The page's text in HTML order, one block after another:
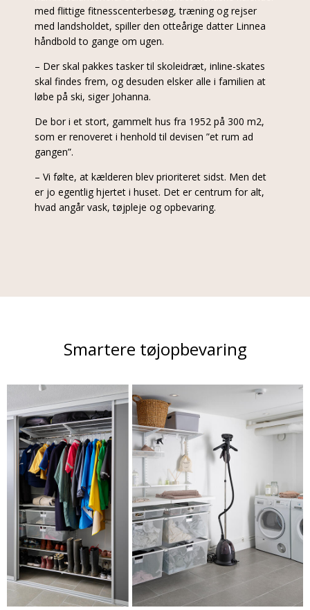
med flittige fitnesscenterbesøg, træning og rejser
med landsholdet, spiller den otteårige datter Linnea
håndbold to gange om ugen.
– Der skal pakkes tasker til skoleidræt, inline-skates
skal findes frem, og desuden elsker alle i familien at
løbe på ski, siger Johanna.
De bor i et stort, gammelt hus fra 1952 på 300 m2,
som er renoveret i henhold til devisen ”et rum ad
gangen”.
– Vi følte, at kælderen blev prioriteret sidst. Men det
er jo egentlig hjertet i huset. Det er centrum for alt,
hvad angår vask, tøjpleje og opbevaring.
Smartere tøjopbevaring